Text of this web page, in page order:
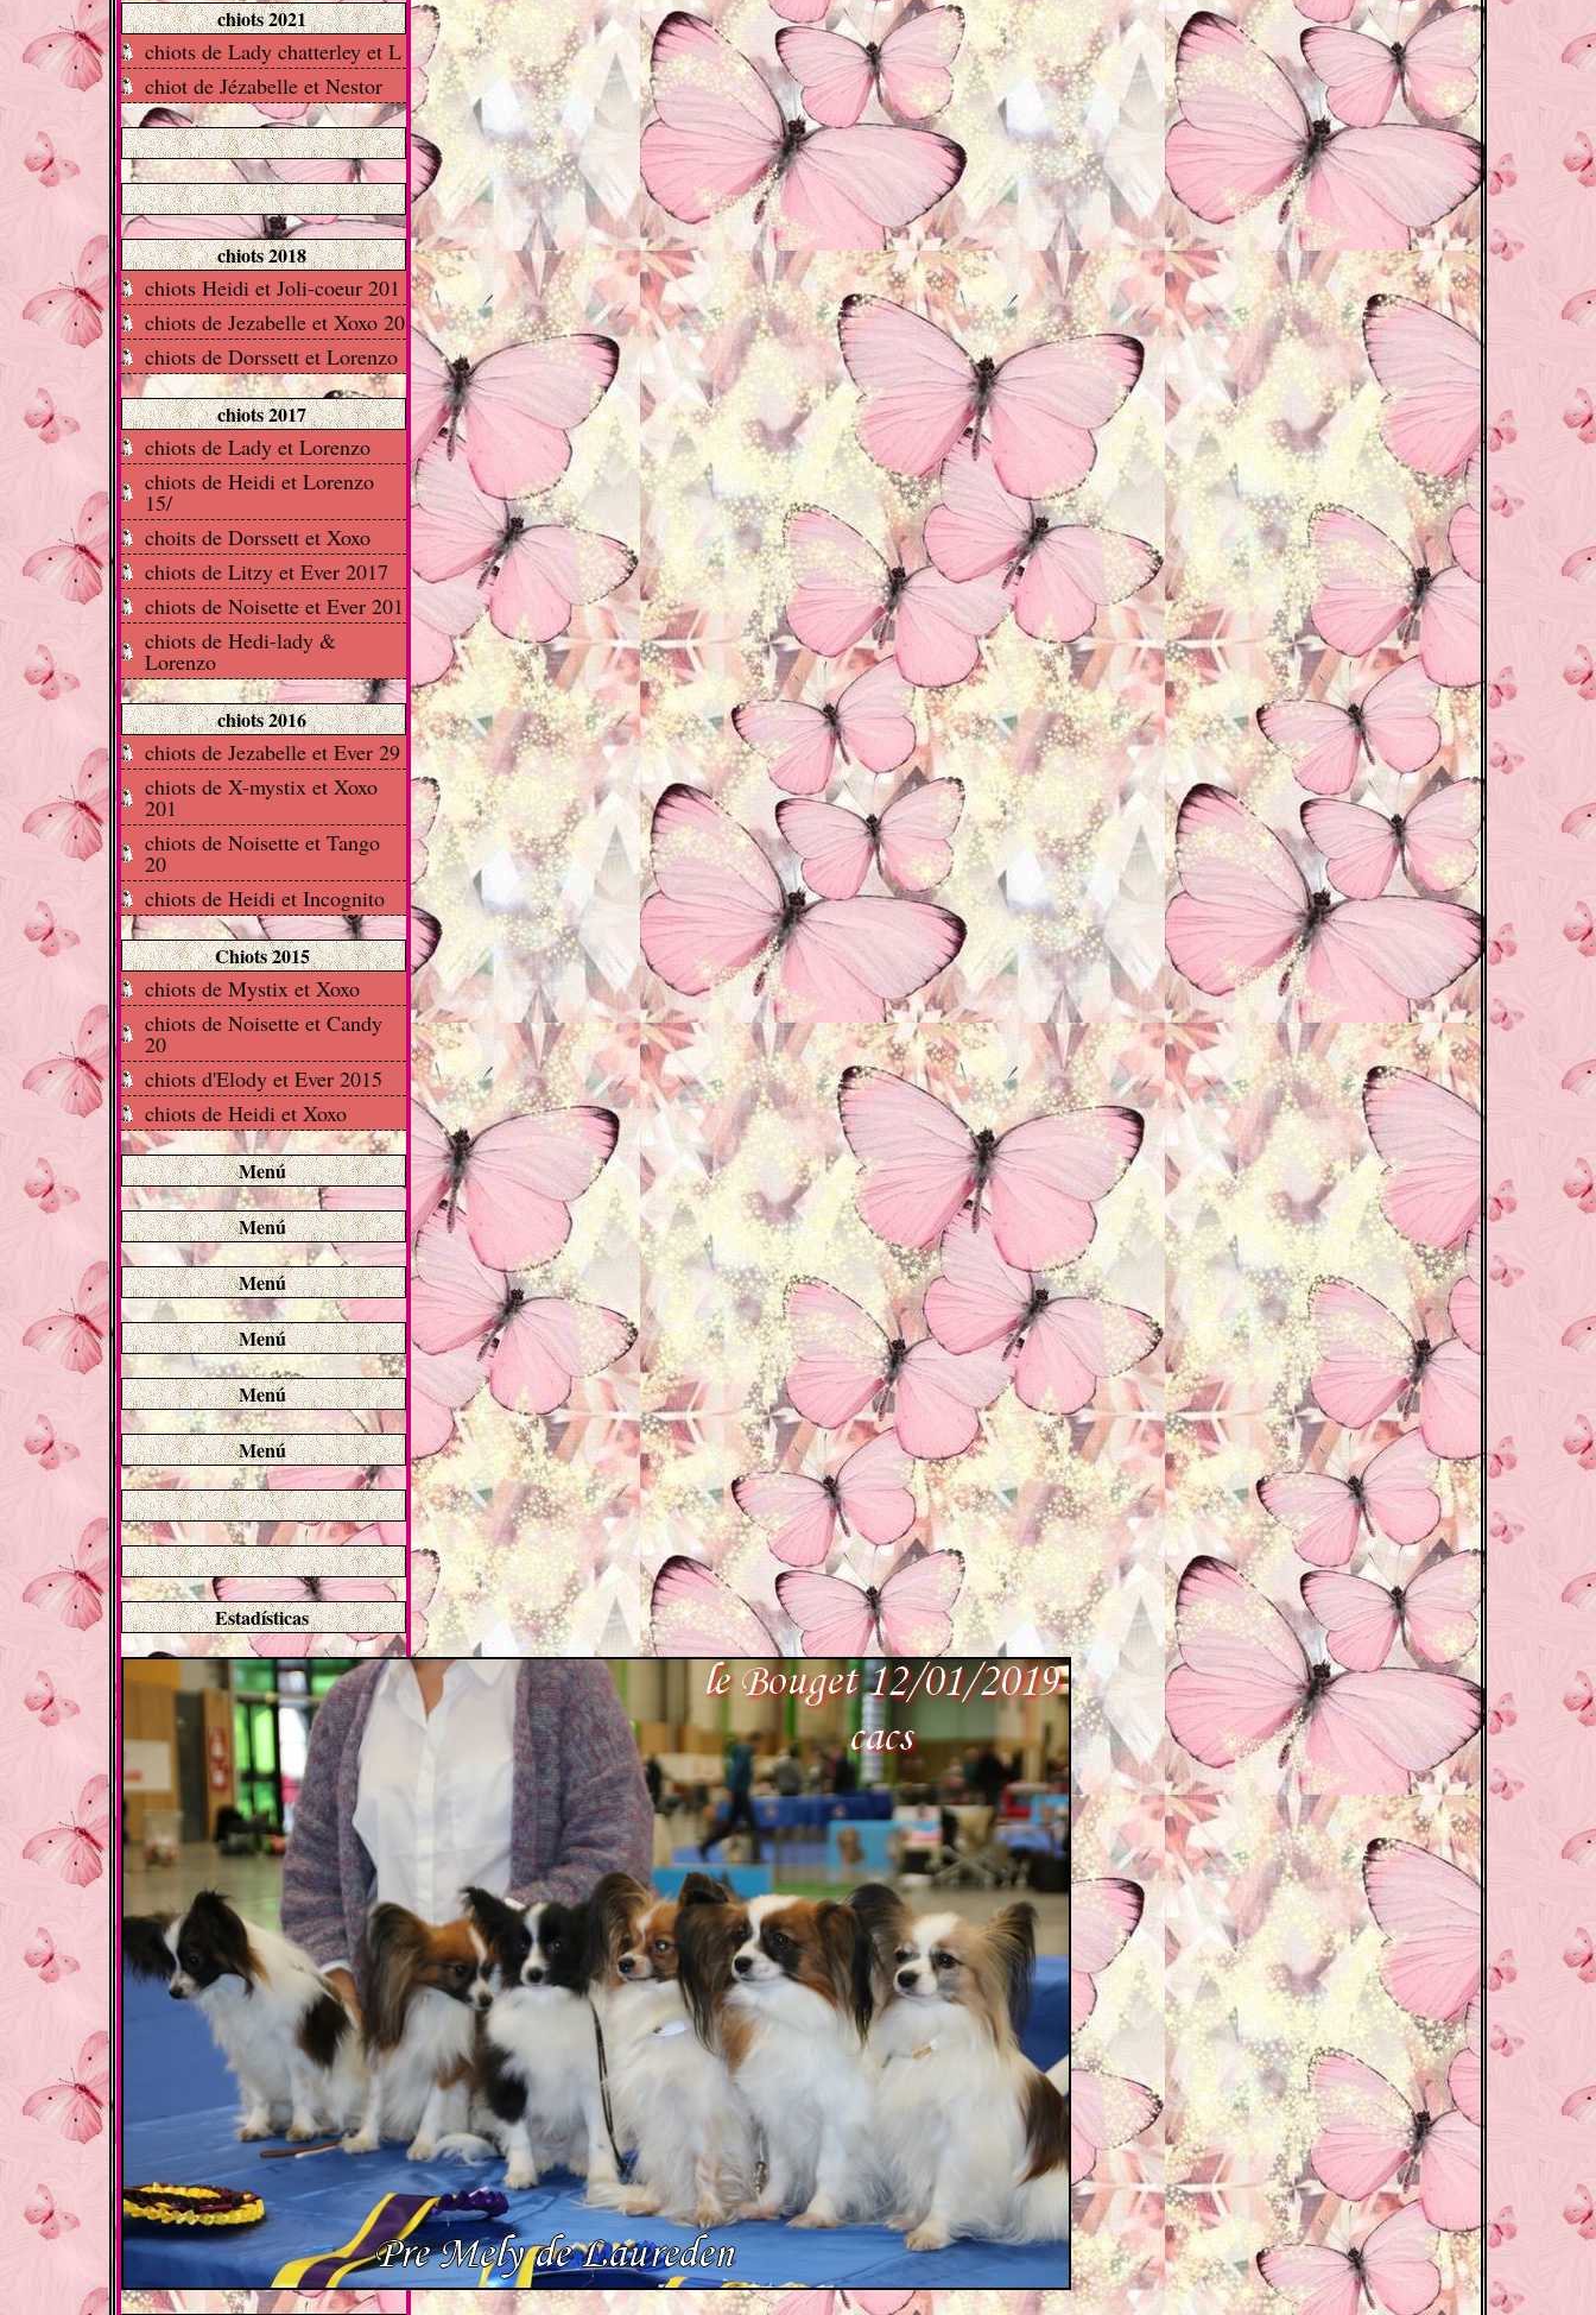
chiots 2021
chiots de Lady chatterley et L
chiot de Jézabelle et Nestor
chiots 2018
chiots Heidi et Joli-coeur 201
chiots de Jezabelle et Xoxo 20
chiots de Dorssett et Lorenzo
chiots 2017
chiots de Lady et Lorenzo
chiots de Heidi et Lorenzo
15/
choits de Dorssett et Xoxo
chiots de Litzy et Ever 2017
chiots de Noisette et Ever 201
chiots de Hedi-lady &
Lorenzo
chiots 2016
chiots de Jezabelle et Ever 29
chiots de X-mystix et Xoxo
201
chiots de Noisette et Tango
20
chiots de Heidi et Incognito
Chiots 2015
chiots de Mystix et Xoxo
chiots de Noisette et Candy
20
chiots d'Elody et Ever 2015
chiots de Heidi et Xoxo
Menú
Menú
Menú
Menú
Menú
Menú
Estadísticas